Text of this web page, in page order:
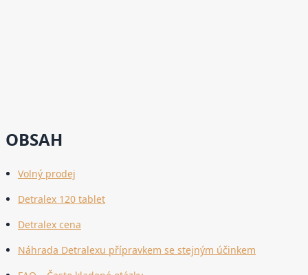
OBSAH
Volný prodej
Detralex 120 tablet
Detralex cena
Náhrada Detralexu přípravkem se stejným účinkem